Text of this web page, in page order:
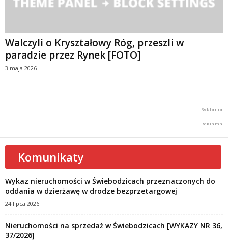
Walczyli o Kryształowy Róg, przeszli w
paradzie przez Rynek [FOTO]
3 maja 2026
Komunikaty
Wykaz nieruchomości w Świebodzicach przeznaczonych do
oddania w dzierżawę w drodze bezprzetargowej
24 lipca 2026
Nieruchomości na sprzedaż w Świebodzicach [WYKAZY NR 36,
37/2026]